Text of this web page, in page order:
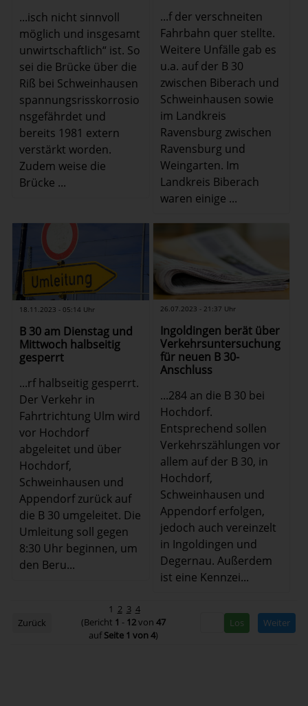
...isch nicht sinnvoll
möglich und insgesamt
unwirtschaftlich“ ist. So
sei die Brücke über die
Riß bei Schweinhausen
spannungsrisskorrosio
nsgefährdet und
bereits 1981 extern
verstärkt worden.
Zudem weise die
Brücke ...
...f der verschneiten
Fahrbahn quer stellte.
Weitere Unfälle gab es
u.a. auf der B 30
zwischen Biberach und
Schweinhausen sowie
im Landkreis
Ravensburg zwischen
Ravensburg und
Weingarten. Im
Landkreis Biberach
waren einige ...
18.11.2023 - 05:14 Uhr
B 30 am Dienstag und
Mittwoch halbseitig
gesperrt
...rf halbseitig gesperrt.
Der Verkehr in
Fahrtrichtung Ulm wird
vor Hochdorf
abgeleitet und über
Hochdorf,
Schweinhausen und
Appendorf zurück auf
die B 30 umgeleitet. Die
Umleitung soll gegen
8:30 Uhr beginnen, um
den Beru...
26.07.2023 - 21:37 Uhr
Ingoldingen berät über
Verkehrsuntersuchung
für neuen B 30-
Anschluss
...284 an die B 30 bei
Hochdorf.
Entsprechend sollen
Verkehrszählungen vor
allem auf der B 30, in
Hochdorf,
Schweinhausen und
Appendorf erfolgen,
jedoch auch vereinzelt
in Ingoldingen und
Degernau. Außerdem
ist eine Kennzei...
Zurück
1 2 3 4
(Bericht 1 - 12von 47
aufSeite 1 von 4)
Weiter